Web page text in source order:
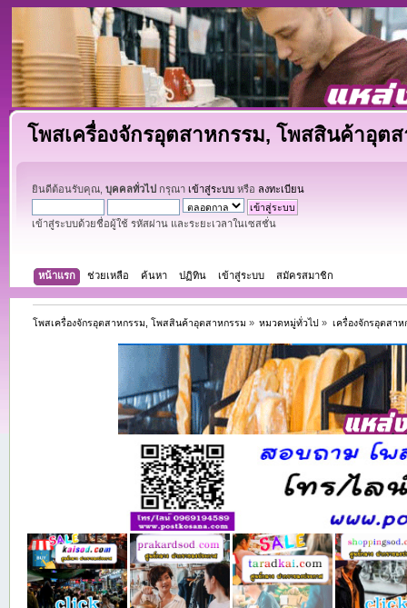
โพสเครื่องจักรอุตสาหกรรม, โพสสินค้าอุต
ยินดีต้อนรับคุณ, บุคคลทั่วไป กรุณา เข้าสู่ระบบหรือ ลงทะเบียน
เข้าสู่ระบบด้วยชื่อผู้ใช้ รหัสผ่าน และระยะเวลาในเซสชั่น
หน้าแรก ช่วยเหลือ ค้นหา ปฏิทิน เข้าสู่ระบบ สมัครสมาชิก
โพสเครื่องจักรอุตสาหกรรม, โพสสินค้าอุตสาหกรรม » หมวดหมู่ทั่วไป » เครื่องจักรอุตสา